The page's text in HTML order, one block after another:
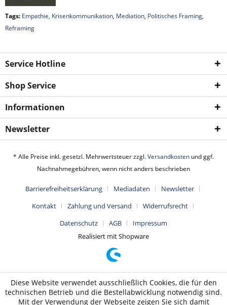
Tags: Empathie, Krisenkommunikation, Mediation, Politisches Framing,
Reframing
Service Hotline
Shop Service
Informationen
Newsletter
* Alle Preise inkl. gesetzl. Mehrwertsteuer zzgl.Versandkosten und ggf.
Nachnahmegebühren, wenn nicht anders beschrieben
Barrierefreiheitserklärung Mediadaten
Newsletter
Kontakt
Zahlung und Versand
Widerrufsrecht
Datenschutz
AGB
Impressum
Realisiert mit Shopware
Diese Website verwendet ausschließlich Cookies, die für den
technischen Betrieb und die Bestellabwicklung notwendig sind.
Mit der Verwendung der Webseite zeigen Sie sich damit